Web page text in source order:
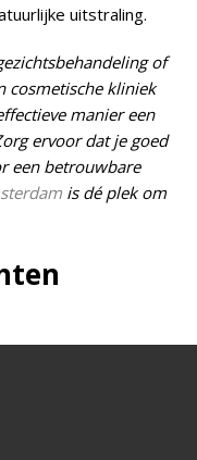
uitstraling.
of
cosmetische kliniek
manier een
ervoor dat je goed
een betrouwbare
is dé plek om